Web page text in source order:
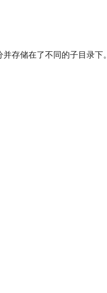
存储在了不同的子目录下。